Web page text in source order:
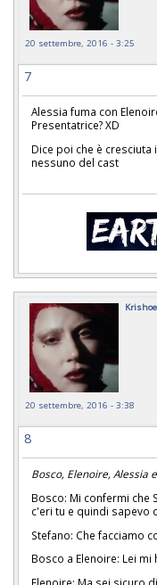
20 settembre, 2016 - 3:25
7
Alessia fuma con
Presentatrice? XD
Dice poi che è
nessuno del cast
20 settembre, 2016 - 3:38
8
Bosco, Elenoire, Alessia
Bosco: Mi confermi che
c'eri tu e quindi sapevo
Stefano: Che facciamo
Bosco a Elenoire: Lei